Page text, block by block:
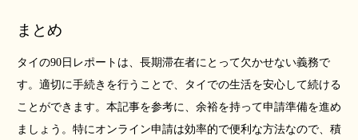
まとめ
タイの90日レポートは、長期滞在者にとって欠かせない義務で
す。適切に手続きを行うことで、タイでの生活を安心して続ける
ことができます。本記事を参考に、余裕を持って申請準備を進め
ましょう。特にオンライン申請は効率的で便利な方法なので、積